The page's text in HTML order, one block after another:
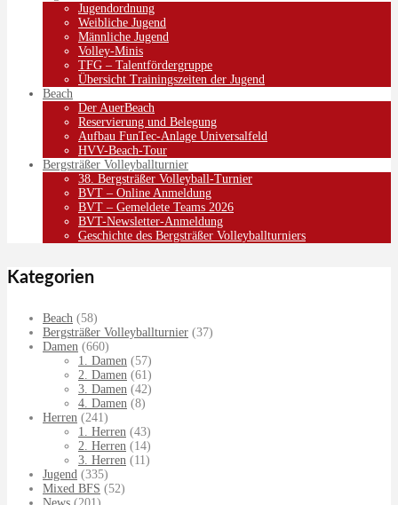
Jugendordnung
Weibliche Jugend
Männliche Jugend
Volley-Minis
TFG – Talentfördergruppe
Übersicht Trainingszeiten der Jugend
Beach
Der AuerBeach
Reservierung und Belegung
Aufbau FunTec-Anlage Universalfeld
HVV-Beach-Tour
Bergsträßer Volleyballturnier
38. Bergsträßer Volleyball-Turnier
BVT – Online Anmeldung
BVT – Gemeldete Teams 2026
BVT-Newsletter-Anmeldung
Geschichte des Bergsträßer Volleyballturniers
Kategorien
Beach (58)
Bergsträßer Volleyballturnier (37)
Damen (660)
1. Damen (57)
2. Damen (61)
3. Damen (42)
4. Damen (8)
Herren (241)
1. Herren (43)
2. Herren (14)
3. Herren (11)
Jugend (335)
Mixed BFS (52)